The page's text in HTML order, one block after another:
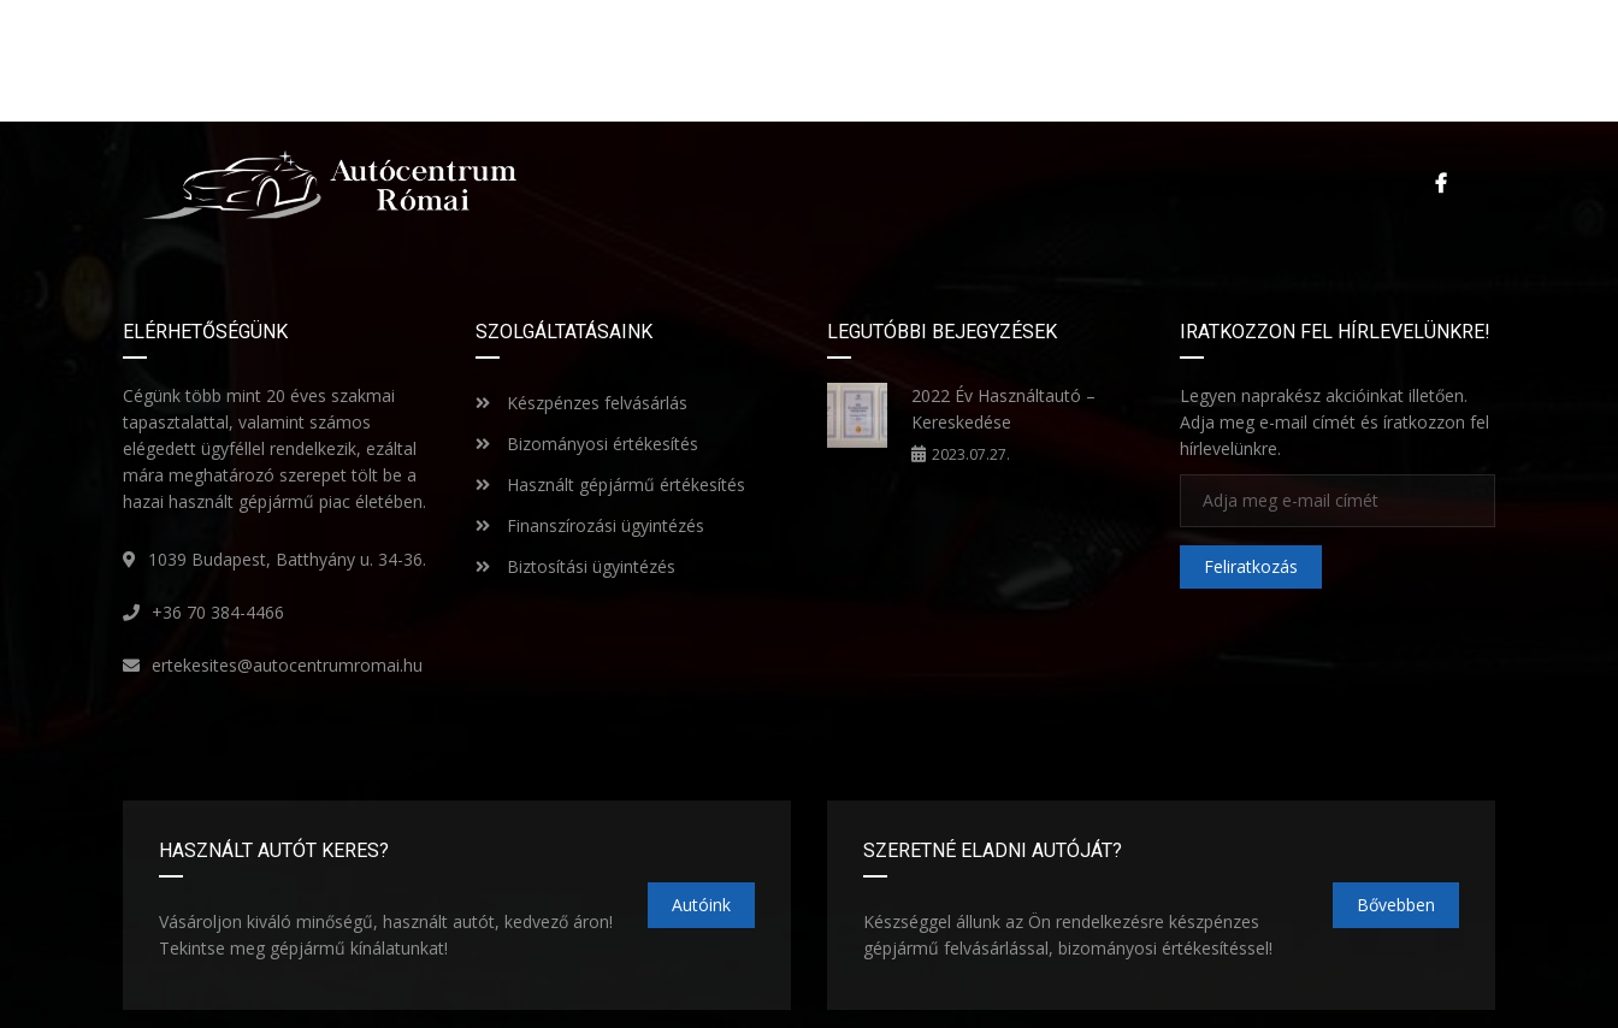
ELÉRHETŐSÉGÜNK
Cégünk több mint 20 éves szakmai
tapasztalattal, valamint számos
elégedett ügyféllel rendelkezik, ezáltal
mára meghatározó szerepet tölt be a
hazai használt gépjármű piac életében.
1039 Budapest, Batthyány u. 34-36.
+36 70 384-4466
ertekesites@autocentrumromai.hu
SZOLGÁLTATÁSAINK
Készpénzes felvásárlás
Bizományosi értékesítés
Használt gépjármű értékesítés
Finanszírozási ügyintézés
Biztosítási ügyintézés
LEGUTÓBBI BEJEGYZÉSEK
2022 Év Használtautó –
Kereskedése
2023.07.27.
IRATKOZZON FEL HÍRLEVELÜNKRE!
Legyen naprakész akcióinkat illetően.
Adja meg e-mail címét és íratkozzon fel
hírlevelünkre.
Feliratkozás
HASZNÁLT AUTÓT KERES?
Vásároljon kiváló minőségű, használt autót, kedvező áron!
Tekintse meg gépjármű kínálatunkat!
Autóink
SZERETNÉ ELADNI AUTÓJÁT?
Készséggel állunk az Ön rendelkezésre készpénzes
gépjármű felvásárlással, bizományosi értékesítéssel!
Bővebben